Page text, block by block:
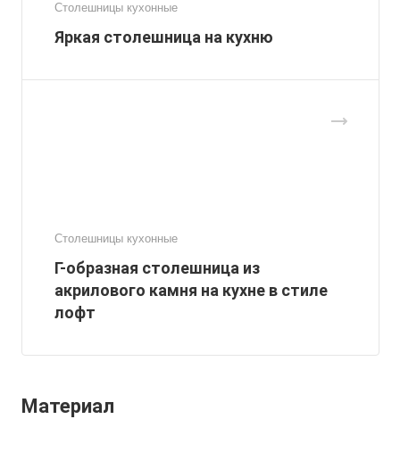
Столешницы кухонные
Яркая столешница на кухню
Столешницы кухонные
Г-образная столешница из
акрилового камня на кухне в стиле
лофт
Материал